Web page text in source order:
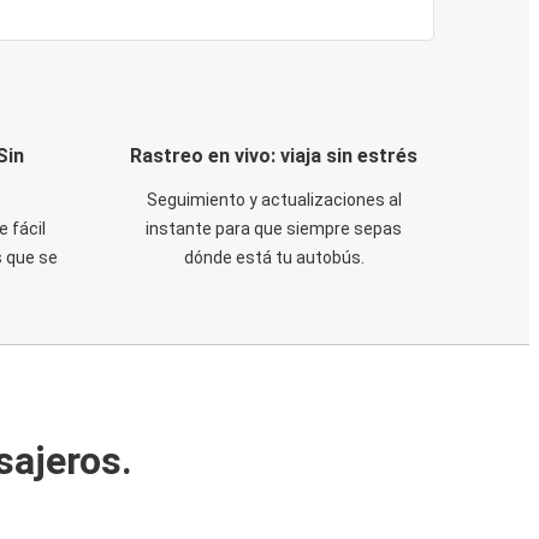
fácil
se
Rastreo en vivo: viaja sin estrés
Seguimiento y actualizaciones al
instante para que siempre sepas
dónde está tu autobús.